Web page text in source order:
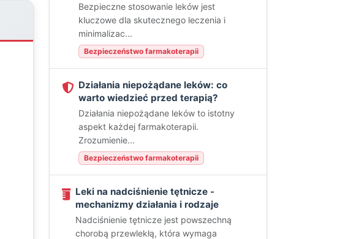
Bezpieczne stosowanie leków jest
kluczowe dla skutecznego leczenia i
minimalizac...
Bezpieczeństwo farmakoterapii
Działania niepożądane leków: co
warto wiedzieć przed terapią?
Działania niepożądane leków to istotny
aspekt każdej farmakoterapii.
Zrozumienie...
Bezpieczeństwo farmakoterapii
Leki na nadciśnienie tętnicze -
mechanizmy działania i rodzaje
Nadciśnienie tętnicze jest powszechną
chorobą przewlekłą, która wymaga